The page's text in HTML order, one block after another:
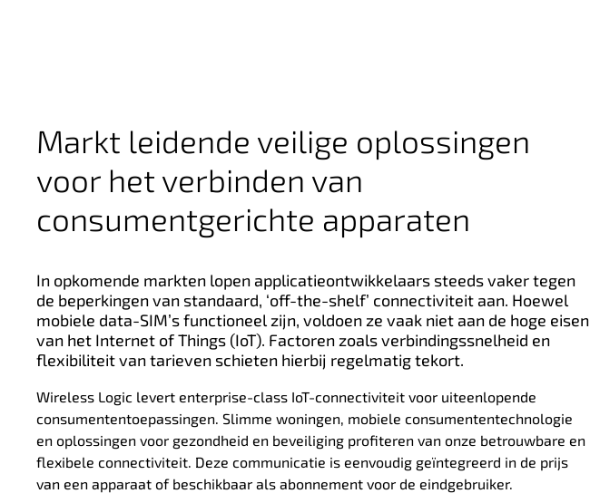
Markt leidende veilige oplossingen
voor het verbinden van
consumentgerichte apparaten
In opkomende markten lopen applicatieontwikkelaars steeds vaker tegen
de beperkingen van standaard, ‘off-the-shelf’ connectiviteit aan. Hoewel
mobiele data-SIM’s functioneel zijn, voldoen ze vaak niet aan de hoge eisen
van het Internet of Things (IoT). Factoren zoals verbindingssnelheid en
flexibiliteit van tarieven schieten hierbij regelmatig tekort.
Wireless Logic levert enterprise-class IoT-connectiviteit voor uiteenlopende
consumententoepassingen. Slimme woningen, mobiele consumententechnologie
en oplossingen voor gezondheid en beveiliging profiteren van onze betrouwbare en
flexibele connectiviteit. Deze communicatie is eenvoudig geïntegreerd in de prijs
van een apparaat of beschikbaar als abonnement voor de eindgebruiker.